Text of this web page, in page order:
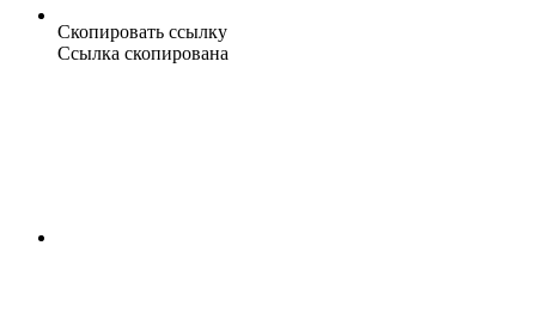
Скопировать ссылку
Ссылка скопирована